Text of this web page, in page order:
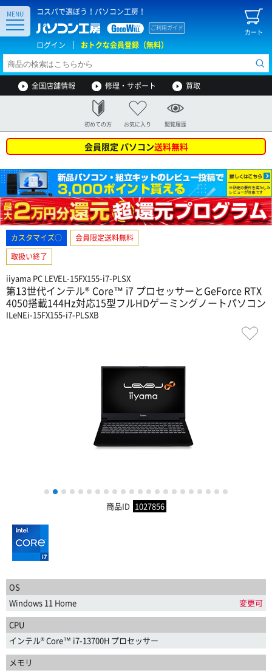
コスパで選ぼう！パソコン工房！
カート
ご利用ガイド
ログイン おトクな会員登録（無料）
MENU
全国店舗情報 修理・サポート 買取
初めての方 お気に入り 閲覧履歴
会員限定 パソコン送料無料
カスタマイズ○
会員限定送料無料
取扱い終了
iiyama PC LEVEL-15FX155-i7-PLSX
第13世代インテル® Core™ i7 プロセッサーとGeForce RTX
4050搭載144Hz対応15型フルHDゲーミングノートパソコン
ILeNEi-15FX155-i7-PLSXB
1 2 3 4 5 6 7 8 9 10 11 12 13 14 15 16 17 18 19 20 21
商品ID 1027856
OS
Windows 11 Home
変更可
CPU
インテル® Core™ i7-13700H プロセッサー
メモリ